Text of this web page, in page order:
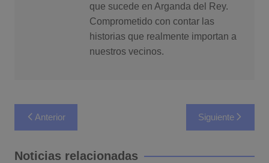
que sucede en Arganda del Rey.
Comprometido con contar las
historias que realmente importan a
nuestros vecinos.
Navegación
de
entradas
Anterior Siguiente
Noticias relacionadas